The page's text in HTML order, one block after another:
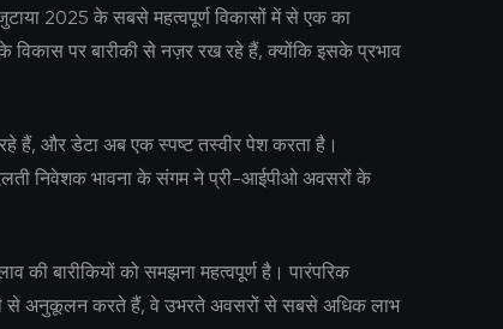
2025 के सबसे महत्वपूर्ण विकासों में से एक का
के विकास पर बारीकी से नज़र रख रहे हैं, क्योंकि इसके प्रभाव
हैं, और डेटा अब एक स्पष्ट तस्वीर पेश करता है।
निवेशक भावना के संगम ने प्री-आईपीओ अवसरों के
की बारीकियों को समझना महत्वपूर्ण है। पारंपरिक
से अनुकूलन करते हैं, वे उभरते अवसरों से सबसे अधिक लाभ